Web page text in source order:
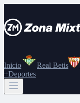
Inicio Real Betis
+Deportes